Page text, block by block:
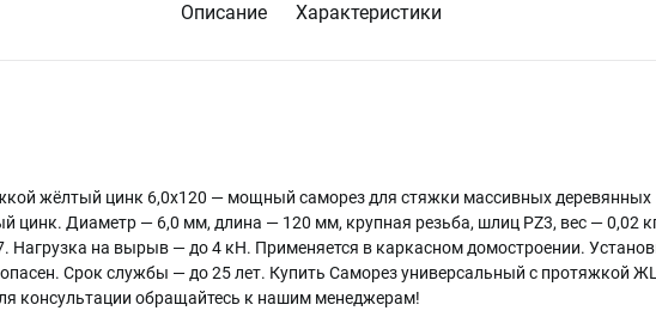
Описание Характеристики
жёлтый цинк 6,0х120 — мощный саморез для стяжки массивных деревянных
цинк. Диаметр — 6,0 мм, длина — 120 мм, крупная резьба, шлиц PZ3, вес — 0,02
Нагрузка на вырыв — до 4 кН. Применяется в каркасном домостроении.
Срок службы — до 25 лет. Купить Саморез универсальный с протяжкой
консультации обращайтесь к нашим менеджерам!